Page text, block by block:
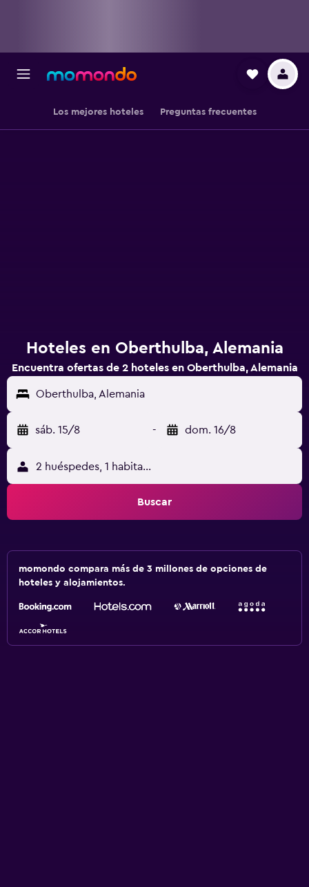
Los mejores hoteles Preguntas frecuentes
Hoteles en Oberthulba, Alemania
Encuentra ofertas de 2 hoteles en Oberthulba, Alemania
Oberthulba, Alemania
sáb. 15/8 - dom. 16/8
2 huéspedes, 1 habitación
Buscar
momondo compara más de 3 millones de opciones de
hoteles y alojamientos.